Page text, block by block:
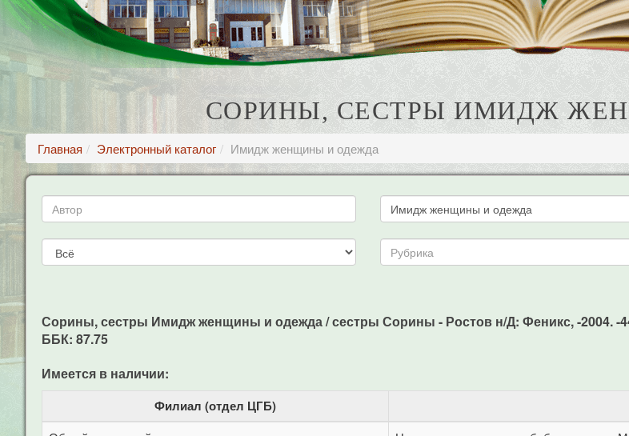
СОРИНЫ, СЕСТРЫ ИМИДЖ
Главная Электронный каталог Имидж женщины и одежда
Сорины, сестры Имидж женщины и одежда / сестры Сорины - Ростов н/Д: Феникс, -2004. -
ББК: 87.75
Имеется в наличии:
Филиал (отдел ЦГБ)